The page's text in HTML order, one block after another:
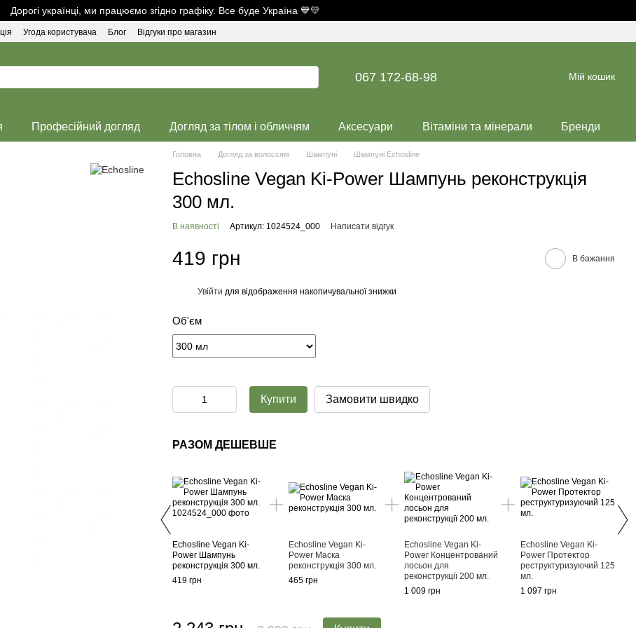
Дорогі українці, ми працюємо згідно графіку. Все буде Україна 💙💛
Угода користувача Блог Відгуки про магазин
067 172-68-98 Мій кошик
Професійний догляд Догляд за тілом і обличчям Аксесуари Вітаміни та мінерали Бренди
Головна Догляд за волоссям Шампуні Шампуні Echosline
Echosline Vegan Ki-Power Шампунь реконструкція
300 мл.
В наявності Артикул: 1024524_000 Написати відгук
419 грн В бажання
Увійти для відображення накопичувальної знижки
Об'єм
Купити Замовити швидко
РАЗОМ ДЕШЕВШЕ
Echosline Vegan Ki-
Power Шампунь
реконструкція 300 мл.
419 грн
Echosline Vegan Ki-
Power Маска
реконструкція 300 мл.
465 грн
Echosline Vegan Ki-
Power Концентрований
лосьон для
реконструкції 200 мл.
1 009 грн
Echosline Vegan Ki-
Power Протектор
реструктуризуючий 125
мл.
1 097 грн